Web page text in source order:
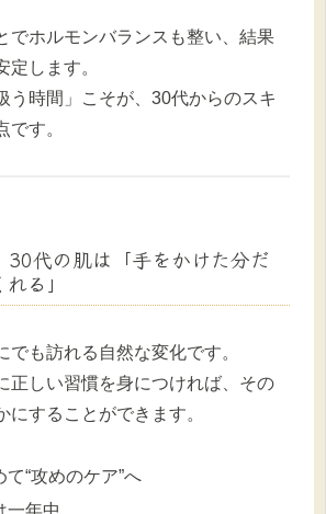
でホルモンバランスも整い、結果
定します。
う時間」こそが、30代からのスキ
です。
30代の肌は「手をかけた分だ
る」
でも訪れる自然な変化です。
正しい習慣を身につければ、その
にすることができます。
て“攻めのケア”へ